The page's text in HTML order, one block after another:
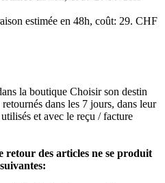
estimée en 48h, coût: 29. CHF
la boutique Choisir son destin
dans les 7 jours, dans leur
et avec le reçu / facture
retour des articles ne se produit